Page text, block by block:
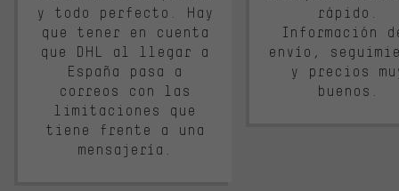
y todo perfecto. Hay
que tener en cuenta
que DHL al llegar a
España pasa a
correos con las
limitaciones que
tiene frente a una
mensajería.
rápido.
Información
envío,
y precios
buenos.